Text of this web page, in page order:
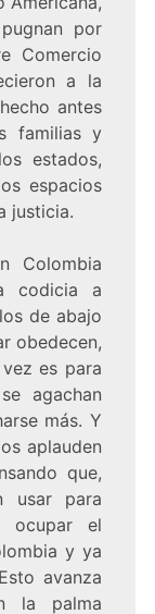
por
Comercio
a la
antes
familias y
estados,
espacios
justicia.
Colombia
codicia a
de abajo
obedecen,
es para
agachan
más. Y
aplauden
que,
usar para
ocupar el
y ya
avanza
la palma